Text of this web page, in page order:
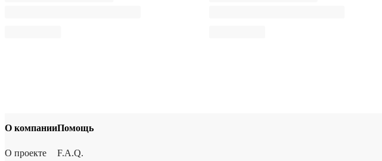
О компании
О проекте
Помощь
F.A.Q.